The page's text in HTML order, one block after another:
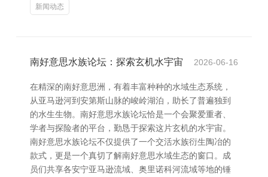
新闻动态
南好意思水族论坛：探索玄机水宇宙 2026-06-16
在精深的南好意思洲，有着丰富种种的水域生态系统，
从亚马逊河到安第斯山脉的峻岭湖泊，助长了普遍独到
的水生生物。南好意思水族论坛恰是一个会聚爱重者、
学者与探险者的平台，勤恳于探索这片玄机的水宇宙。
南好意思水族论坛不仅提供了一个交活水族衍生陶冶的
款式，更是一个真切了解南好意思水域生态的窗口。成
员们共享各安宁亚马逊流域、奥里诺科河流域等地的锤